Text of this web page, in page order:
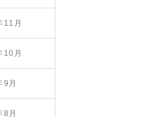
11月
10月
9月
8月